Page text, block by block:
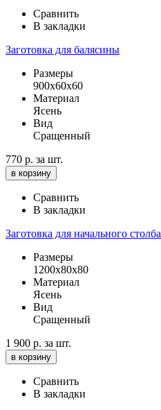
Сравнить
В закладки
Заготовка для балясины
Размеры
900х60х60
Материал
Ясень
Вид
Сращенный
770 р. за шт.
в корзину
Сравнить
В закладки
Заготовка для начального столба
Размеры
1200х80х80
Материал
Ясень
Вид
Сращенный
1 900 р. за шт.
в корзину
Сравнить
В закладки